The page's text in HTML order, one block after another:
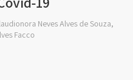
Neves Alves de Souza,
Facco